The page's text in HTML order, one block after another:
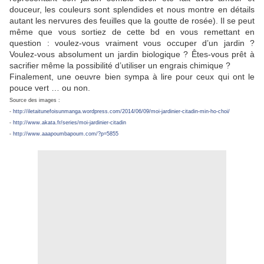
douceur, les couleurs sont splendides et nous montre en détails
autant les nervures des feuilles que la goutte de rosée). Il se peut
même que vous sortiez de cette bd en vous remettant en
question : voulez-vous vraiment vous occuper d’un jardin ?
Voulez-vous absolument un jardin biologique ? Êtes-vous prêt à
sacrifier même la possibilité d’utiliser un engrais chimique ?
Finalement, une oeuvre bien sympa à lire pour ceux qui ont le
pouce vert … ou non.
Source des images :
- http://iletaitunefoisunmanga.wordpress.com/2014/06/09/moi-jardinier-citadin-min-ho-choi/
- http://www.akata.fr/series/moi-jardinier-citadin
- http://www.aaapoumbapoum.com/?p=5855